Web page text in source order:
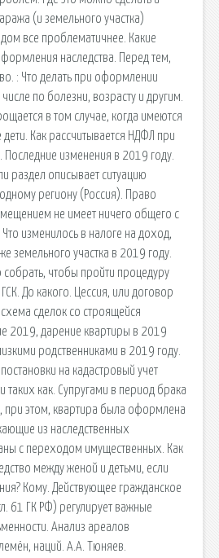
(и земельного участка)
все проблематичнее. Какие
наследства. Перед тем,
: Что делать при оформлении
по болезни, возрасту и другим.
в том случае, когда имеются
Как рассчитывается НДФЛ при
изменения в 2019 году.
раздел описывает ситуацию
региону (Россия). Право
не имеет ничего общего с
изменилось в налоге на доход,
земельного участка в 2019 году.
собрать, чтобы пройти процедуру
До какого. Цессия, или договор
сделок со строящейся
2019, дарение квартиры в 2019
родственниками в 2019 году.
на кадастровый учет
таких как. Супругами в период брака
при этом, квартира была оформлена
из наследственных
с переходом имущественных. Как
между женой и детьми, если
Кому. Действующее гражданское
61 ГК РФ) регулирует важные
Анализ ареалов
наций. А.А. Тюняев.